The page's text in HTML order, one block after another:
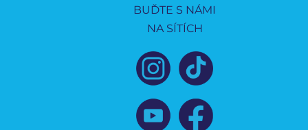
BUĎTE S NÁMI
NA SÍTÍCH